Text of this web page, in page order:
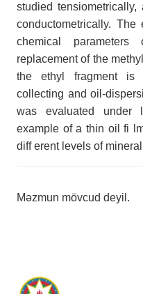
studied
conductometrically.
chemical
replacement of the
the ethyl fragment is
collecting and oil-
was evaluated under
example of a thin oil fi
diff erent levels of
Məzmun mövcud deyil.